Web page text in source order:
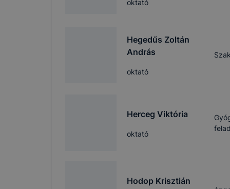
oktató
Hegedűs Zoltán
András
oktató
Herceg Viktória
oktató
Hodop Krisztián
az
szükséges.